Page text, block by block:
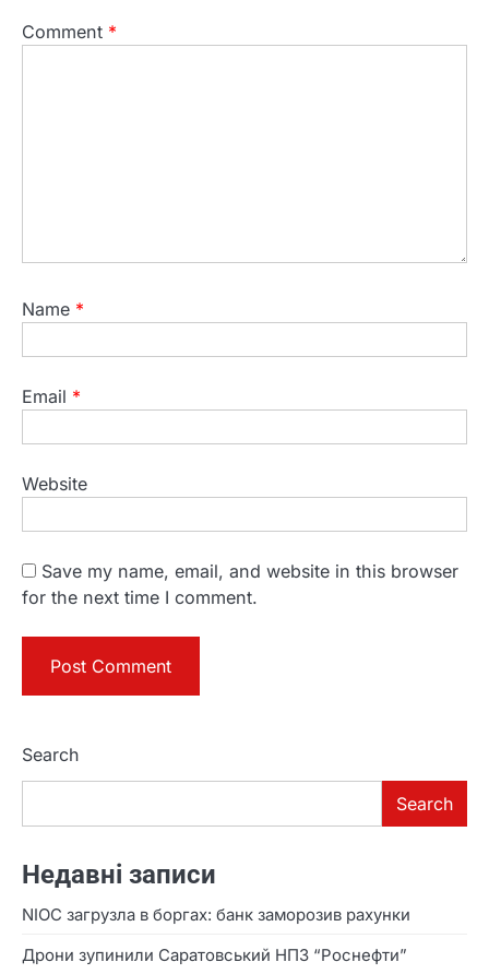
Comment *
Name *
Email *
Website
Save my name, email, and website in this browser
for the next time I comment.
Search
Search
Недавні записи
NIOC загрузла в боргах: банк заморозив рахунки
Дрони зупинили Саратовський НПЗ “Роснефти”